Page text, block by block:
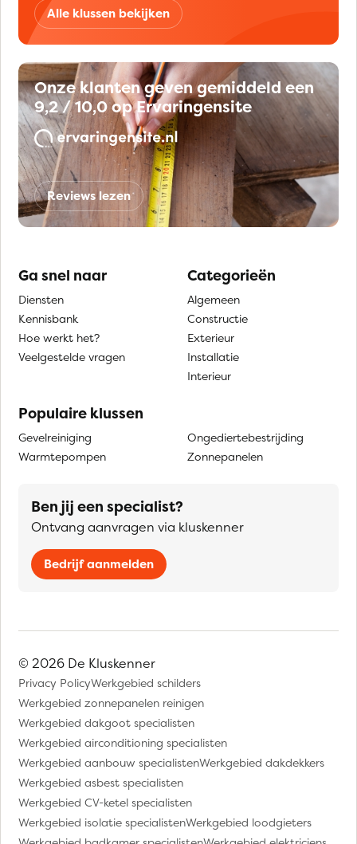
Alle klussen bekijken
Onze klanten geven gemiddeld een
9,2 / 10,0 op Ervaringensite
Reviews lezen
Ga snel naar
Diensten
Kennisbank
Hoe werkt het?
Veelgestelde vragen
Categorieën
Algemeen
Constructie
Exterieur
Installatie
Interieur
Populaire klussen
Gevelreiniging
Warmtepompen
Ongediertebestrijding
Zonnepanelen
Ben jij een specialist?
Ontvang aanvragen via kluskenner
Bedrijf aanmelden
© 2026 De Kluskenner
Privacy PolicyWerkgebied schilders
Werkgebied zonnepanelen reinigen
Werkgebied dakgoot specialisten
Werkgebied airconditioning specialisten
Werkgebied aanbouw specialistenWerkgebied dakdekkers
Werkgebied asbest specialisten
Werkgebied CV-ketel specialisten
Werkgebied isolatie specialistenWerkgebied loodgieters